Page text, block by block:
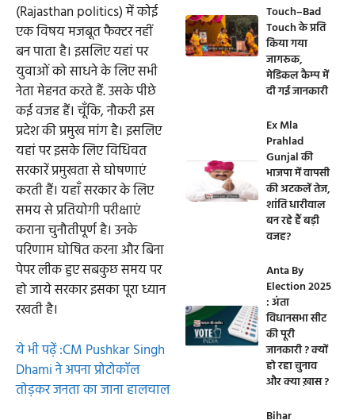
(Rajasthan politics) में कोई
एक विषय मजबूत फैक्टर नहीं
बन पाता है। इसलिए यहां पर
युवाओं को साधने के लिए सभी
नेता मेहनत करते हैं. उसके पीछे
कई वजह हैं। चूँकि, नौकरी इस
प्रदेश की प्रमुख मांग है। इसलिए
यहां पर इसके लिए विधिवत
सरकारें प्रमुखता से घोषणाएं
करती हैं। यहाँ सरकार के लिए
समय से प्रतियोगी परीक्षाएं
कराना चुनौतीपूर्ण है। उनके
परिणाम घोषित करना और बिना
पेपर लीक हुए सबकुछ समय पर
हो जाये सरकार इसका पूरा ध्यान
रखती है।
ये भी पढ़ें :CM Pushkar Singh
Dhami ने अपना प्रोटोकॉल
तोड़कर जनता का जाना हालचाल
Touch–Bad
Touch के प्रति
किया गया
जागरूक,
मेडिकल कैम्प में
दी गई जानकारी
Ex Mla
Prahlad
Gunjal की
भाजपा में वापसी
की अटकलें तेज,
शांति धारीवाल
बन रहे हैं बड़ी
वजह?
Anta By
Election 2025
: अंता
विधानसभा सीट
की पूरी
जानकारी ? क्यों
हो रहा चुनाव
और क्या ख़ास ?